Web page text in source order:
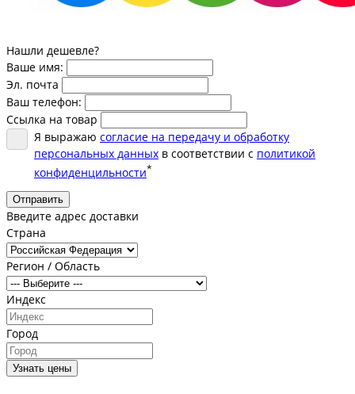
Нашли дешевле?
Ваше имя:
Эл. почта
Ваш телефон:
Ссылка на товар
Я выражаю согласие на передачу и обработку
персональных данных в соответствии с политикой
конфиденцильности*
Отправить
Введите адрес доставки
Страна
Регион / Область
Индекс
Город
Узнать цены